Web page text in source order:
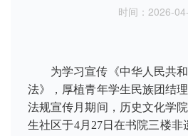
时间：2026-
为学习宣传《中华人民共
法》，厚植青年学生民族团结
法规宣传月期间，历史文化学
生社区于4月27日在书院三楼非